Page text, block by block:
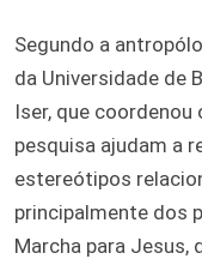
Segundo a
da Universidade de
Iser, que
pesquisa ajudam a
estereótipos
principalmente dos
Marcha para Jesus,